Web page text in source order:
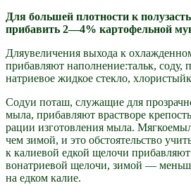
Для большей плотности к
прибав­ить 2—4% картофельной
Дляувеличения выхода к
прибавляют наполнение:тальк, соду,
натриевое жидкое стекло,
Содуи поташ, служащие для
мыла, прибавляют врастворе
рации изготовления мыла.
чем зимой, и это обстоятельство
к калиевой едкой щелочи
вонатриевой щелочи, зимой —
на едком калие.